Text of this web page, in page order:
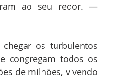
ao seu redor. —
os turbulentos
congregam todos os
de milhões, vivendo